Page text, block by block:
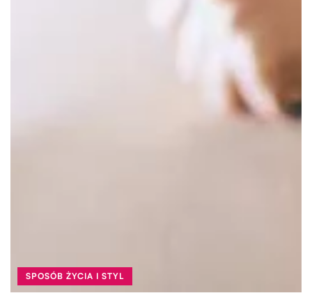
SPOSÓB ŻYCIA I STYL